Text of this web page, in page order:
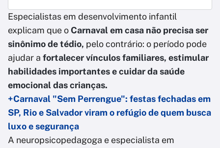
Especialistas em desenvolvimento infantil
explicam que oCarnaval em casa não precisa ser
sinônimo de tédio, pelo contrário: o período pode
ajudar a fortalecer vínculos familiares, estimular
habilidades importantes e cuidar da saúde
emocional das crianças.
+Carnaval "Sem Perrengue": festas fechadas em
SP, Rio e Salvador viram o refúgio de quem busca
luxo e segurança
A neuropsicopedagoga e especialista em